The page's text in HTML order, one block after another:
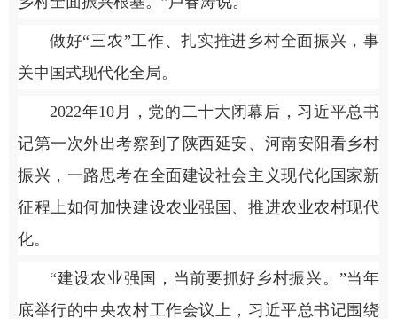
做好“三农”工作、扎实推进乡村全面振兴，事
关中国式现代化全局。
2022年10月，党的二十大闭幕后，习近平总书
记第一次外出考察到了陕西延安、河南安阳看乡村
振兴，一路思考在全面建设社会主义现代化国家新
征程上如何加快建设农业强国、推进农业农村现代
化。
“建设农业强国，当前要抓好乡村振兴。”当年
底举行的中央农村工作会议上，习近平总书记围绕